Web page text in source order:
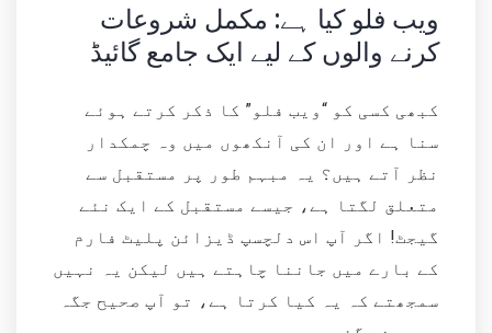
ویب فلو کیا ہے: مکمل شروعات
کرنے والوں کے لیے ایک جامع گائیڈ
کبھی کسی کو “ویب فلو” کا ذکر کرتے ہوئے
سنا ہے اور ان کی آنکھوں میں وہ چمکدار
نظر آتے ہیں؟ یہ مبہم طور پر مستقبل سے
متعلق لگتا ہے، جیسے مستقبل کے ایک نئے
گیجٹ! اگر آپ اس دلچسپ ڈیزائن پلیٹ فارم
کے بارے میں جاننا چاہتے ہیں لیکن یہ نہیں
سمجھتے کہ یہ کیا کرتا ہے، تو آپ صحیح جگہ